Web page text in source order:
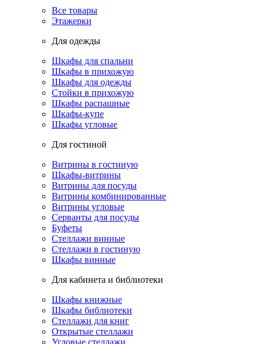
Все товары
Этажерки
Для одежды
Шкафы для спальни
Шкафы в прихожую
Шкафы для одежды
Стойки в прихожую
Шкафы распашные
Шкафы-купе
Шкафы угловые
Для гостиной
Витрины в гостиную
Шкафы-витрины
Витрины для посуды
Витрины комбинированные
Витрины угловые
Серванты для посуды
Буфеты
Стеллажи винные
Стеллажи в гостиную
Шкафы винные
Для кабинета и библиотеки
Шкафы книжные
Шкафы библиотеки
Стеллажи для книг
Открытые стеллажи
Угловые стеллажи